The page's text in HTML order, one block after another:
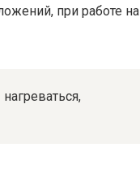
при работе на